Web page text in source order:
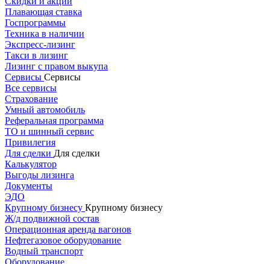
Плавающая ставка
Госпрограммы
Техника в наличии
Экспресс-лизинг
Такси в лизинг
Лизинг с правом выкупа
Сервисы Сервисы
Все сервисы
Страхование
Умный автомобиль
Реферальная программа
ТО и шинный сервис
Привилегия
Для сделки Для сделки
Калькулятор
Выгоды лизинга
Документы
ЭДО
Крупному бизнесу Крупному бизнесу
Ж/д подвижной состав
Операционная аренда вагонов
Нефтегазовое оборудование
Водный транспорт
Оборудование